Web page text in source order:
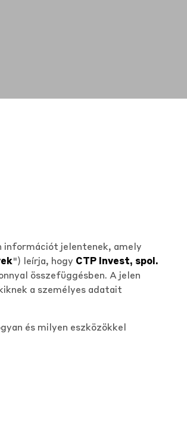
információt jelentenek, amely
") leírja, hogy CTP Invest, spol.
összefüggésben. A jelen
a személyes adatait
és milyen eszközökkel